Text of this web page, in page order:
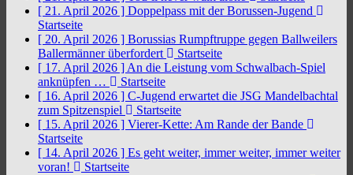
[ 21. April 2026 ] Doppelpass mit der Borussen-Jugend
Startseite
[ 20. April 2026 ] Borussias Rumpftruppe gegen Ballweilers
Ballermänner überfordert
Startseite
[ 17. April 2026 ] An die Leistung vom Schwalbach-Spiel
anknüpfen …
Startseite
[ 16. April 2026 ] C-Jugend erwartet die JSG Mandelbachtal
zum Spitzenspiel
Startseite
[ 15. April 2026 ] Vierer-Kette: Am Rande der Bande
Startseite
[ 14. April 2026 ] Es geht weiter, immer weiter, immer weiter
voran!
Startseite